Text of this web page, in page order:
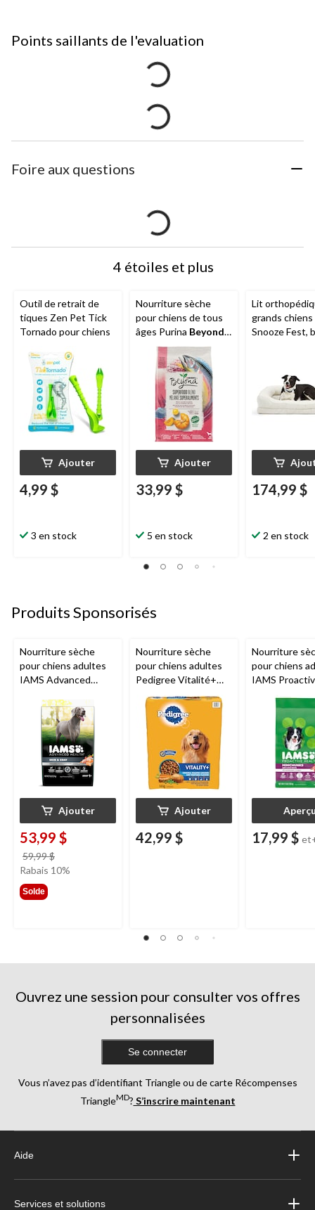
Points saillants de l'evaluation
Foire aux questions
4 étoiles et plus
Outil de retrait de
tiques Zen Pet Tick
Tornado pour chiens
Ajouter
4,99 $
3 en stock
Nourriture sèche
pour chiens de tous
âges Purina Beyond
Mélange
Superaliments,
saumon, oeuf et
citrouille naturels, 5
Ajouter
33,99 $
5 en stock
Lit
grands chiens
Snooze Fest,
174,99 $
2 en stock
Produits Sponsorisés
Nourriture sèche
pour chiens adultes
IAMS Advanced
et un pelage
améliorés, recette au
poulet et au saumon,
12,2 kg
Ajouter
53,99 $
59,99 $
était
Rabais 10%
Solde
Nourriture sèche
pour chiens adultes
Pedigree Vitalité+
original poulet rôti et
légumes, 14 kg
Ajouter
42,99 $
Nourriture
pour chiens
IAMS
boeuf et riz,
variés
17,99 $
Ouvrez une session pour consulter vos offres
personnalisées
Se connecter
Vous n’avez pas d’identifiant Triangle ou de carte Récompenses
TriangleMD? S’inscrire maintenant
Aide
Services et solutions